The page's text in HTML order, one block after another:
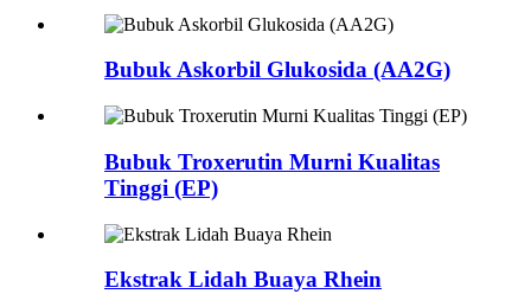
Bubuk Askorbil Glukosida (AA2G)
Bubuk Troxerutin Murni Kualitas
Tinggi (EP)
Ekstrak Lidah Buaya Rhein